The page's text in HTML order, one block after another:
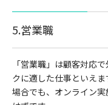
5.営業職
「営業職」は顧客対応
クに適した仕事といえ
場合でも、オンライン